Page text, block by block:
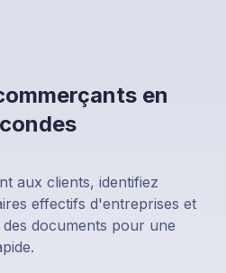
en
aux clients, identifiez
effectifs d'entreprises et
documents pour une